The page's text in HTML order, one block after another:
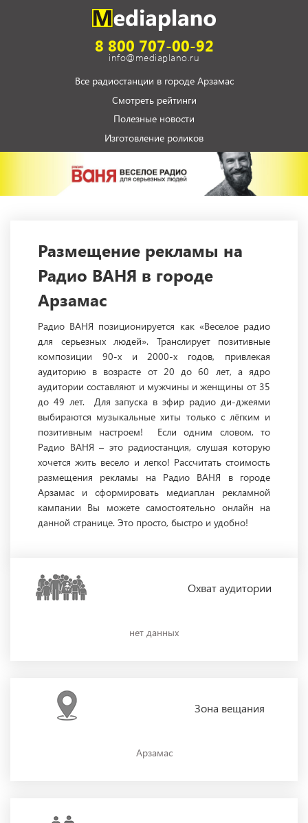
8 800 707-00-92
info@mediaplano.ru
Все радиостанции в городе Арзамас
Смотреть рейтинги
Полезные новости
Изготовление роликов
Размещение рекламы на
Радио ВАНЯ в городе
Арзамас
Радио ВАНЯ позиционируется как «Веселое радио
для серьезных людей». Транслирует позитивные
композиции 90-х и 2000-х годов, привлекая
аудиторию в возрасте от 20 до 60 лет, а ядро
аудитории составляют и мужчины и женщины от 35
до 49 лет. Для запуска в эфир радио ди-джеями
выбираются музыкальные хиты только с лёгким и
позитивным настроем! Если одним словом, то
Радио ВАНЯ – это радиостанция, слушая которую
хочется жить весело и легко! Рассчитать стоимость
размещения рекламы на Радио ВАНЯ в городе
Арзамас и сформировать медиаплан рекламной
кампании Вы можете самостоятельно онлайн на
данной странице. Это просто, быстро и удобно!
Охватаудитории
нет данных
Зона вещания
Арзамас